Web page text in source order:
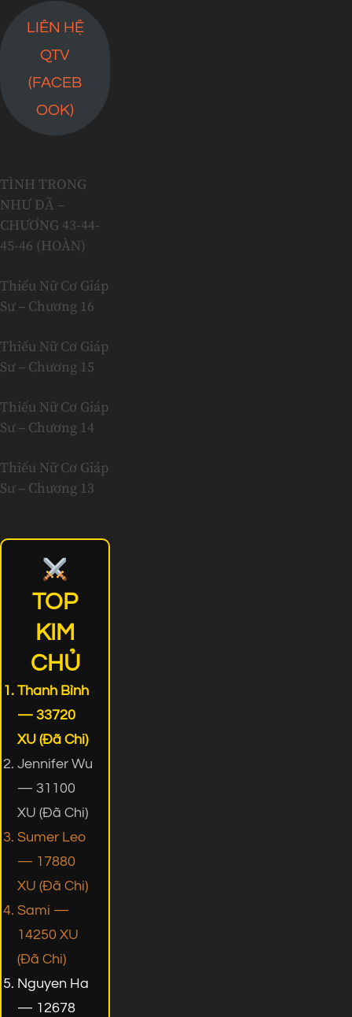
LIÊN HỆ
QTV
(FACEB
OOK)
TÌNH TRONG
NHƯ ĐÃ –
CHƯƠNG 43-44-
45-46 (HOÀN)
Thiếu Nữ Cơ Giáp
Sư – Chương 16
Thiếu Nữ Cơ Giáp
Sư – Chương 15
Thiếu Nữ Cơ Giáp
Sư – Chương 14
Thiếu Nữ Cơ Giáp
Sư – Chương 13
TOP
KIM
CHỦ
Thanh Bình
— 33720
XU (Đã Chi)
Jennifer Wu
— 31100
XU (Đã Chi)
Sumer Leo
— 17880
XU (Đã Chi)
Sami —
14250 XU
(Đã Chi)
Nguyen Ha
— 12678